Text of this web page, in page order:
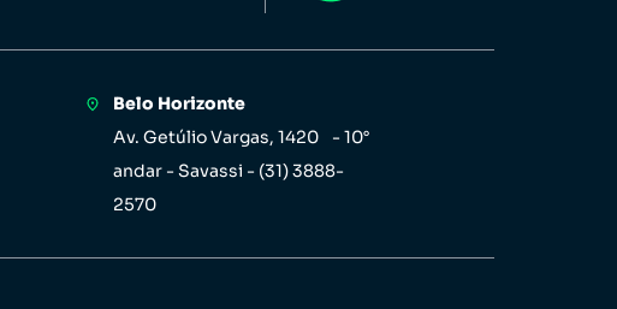
Belo Horizonte
Av. Getúlio Vargas, 1420 - 10°
andar - Savassi - (31) 3888-
2570